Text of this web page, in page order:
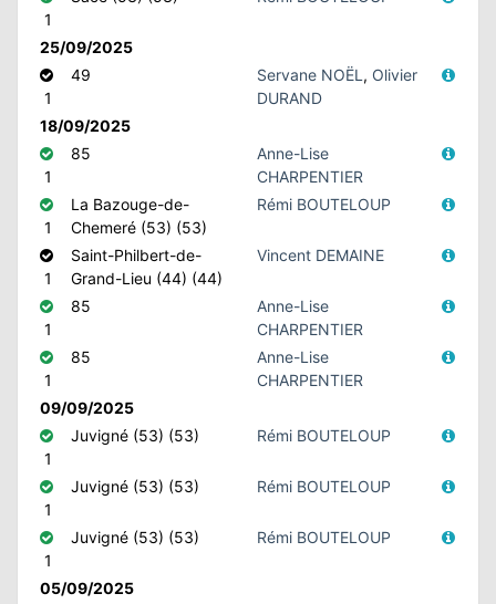
1
25/09/2025
1
49 Servane NOËL , Olivier
DURAND
18/09/2025
1
85
Anne-Lise
CHARPENTIER
1
La Bazouge-de-
Chemeré (53) (53)
Rémi BOUTELOUP
1
Saint-Philbert-de-
Grand-Lieu (44) (44)
Vincent DEMAINE
1
85
Anne-Lise
CHARPENTIER
1
85
Anne-Lise
CHARPENTIER
09/09/2025
1
Juvigné (53) (53) Rémi BOUTELOUP
1
Juvigné (53) (53) Rémi BOUTELOUP
1
Juvigné (53) (53) Rémi BOUTELOUP
05/09/2025